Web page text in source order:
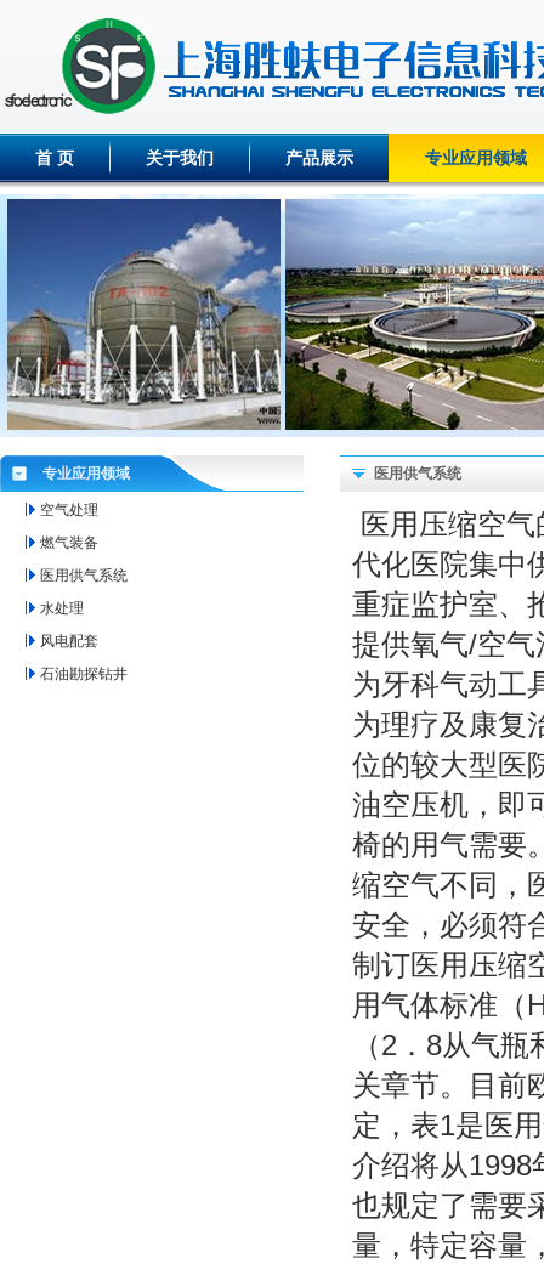
首 页 关于我们 产品展示 专业应用领域
医用供气系统
医用压缩空
代化医院集中
重症监护室、
提供氧气/空
为牙科气动工
为理疗及康复
位的较大型医
油空压机，即
椅的用气需要
缩空气不同，
安全，必须符
制订医用压缩
用气体标准（
（2．8从气
关章节。目前
定，表1是医
介绍将从1998
也规定了需要
量，特定容量
专业应用领域
空气处理
燃气装备
医用供气系统
水处理
风电配套
石油勘探钻井